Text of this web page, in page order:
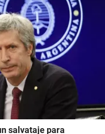
salvataje para